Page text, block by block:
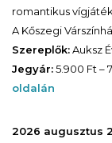
romantikus
A Kőszegi
Szereplők:Auksz
Jegyár:5.900 Ft –
oldalán
2026 augusztus